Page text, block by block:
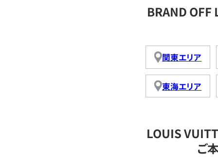
BRAND
関東エリア
東海エリア
LOUIS
ご